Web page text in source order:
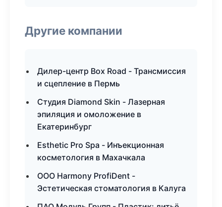
Другие компании
Дилер-центр Box Road - Трансмиссия
и сцепление в Пермь
Студия Diamond Skin - Лазерная
эпиляция и омоложение в
Екатеринбург
Esthetic Pro Spa - Инъекционная
косметология в Махачкала
ООО Harmony ProfiDent -
Эстетическая стоматология в Калуга